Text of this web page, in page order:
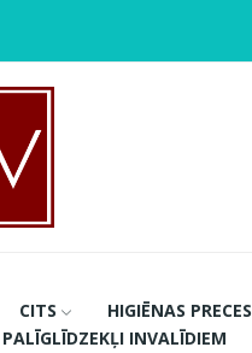
CITS HIGIĒNAS PRECES
PALĪGLĪDZEKĻI INVALĪDIEM